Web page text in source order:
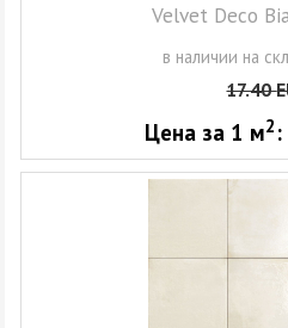
Velvet Deco
в наличии на
17.40
Цена за 1 м2 :